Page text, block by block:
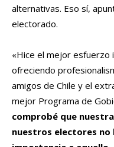
alternativas. Eso sí,
electorado.
«Hice el mejor esfuerzo
ofreciendo
amigos de Chile y el
mejor Programa de
comprobé que
nuestros electores no